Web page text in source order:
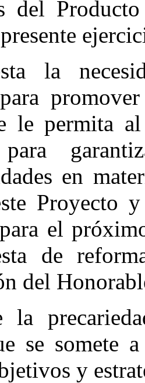
del
la
le permita
para
en
Proyecto
el
de
del
la
se somete
y